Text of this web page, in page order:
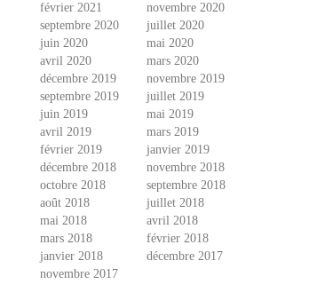
février 2021
novembre 2020
septembre 2020
juillet 2020
juin 2020
mai 2020
avril 2020
mars 2020
décembre 2019
novembre 2019
septembre 2019
juillet 2019
juin 2019
mai 2019
avril 2019
mars 2019
février 2019
janvier 2019
décembre 2018
novembre 2018
octobre 2018
septembre 2018
août 2018
juillet 2018
mai 2018
avril 2018
mars 2018
février 2018
janvier 2018
décembre 2017
novembre 2017